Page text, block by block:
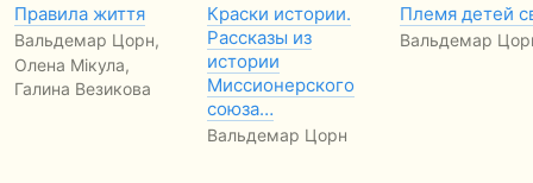
Правила життя
Вальдемар Цорн,
Олена Мікула,
Галина Везикова
Краски истории.
Рассказы из
истории
Миссионерского
союза…
Вальдемар Цорн
Племя детей
Вальдемар